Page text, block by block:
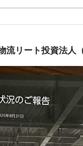
流リート投資法人